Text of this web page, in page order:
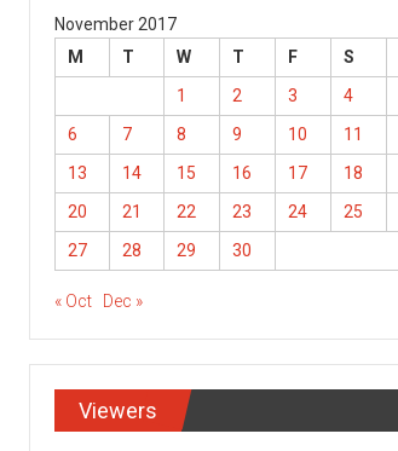
November 2017
M
T W T F S
1
2 3 4
6
7 8 9 10 11
13
14 15 16 17 18
20
21 22 23 24 25
27
28 29 30
« Oct Dec »
Viewers